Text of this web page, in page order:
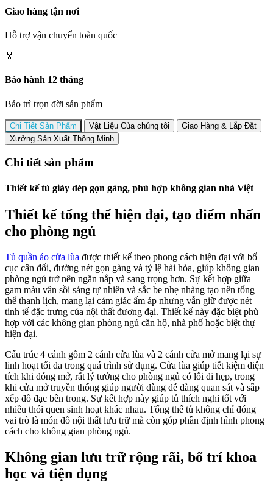
Giao hàng tận nơi
Hỗ trợ vận chuyển toàn quốc
🏅
Bảo hành 12 tháng
Bảo trì trọn đời sản phẩm
Chi Tiết Sản Phẩm Vật Liệu Của chúng tôi
Giao Hàng & Lắp Đặt
Xưởng Sản Xuất Thông Minh
Chi tiết sản phẩm
Thiết kế tủ giày dép gọn gàng, phù hợp không gian nhà Việt
Thiết kế tổng thể hiện đại, tạo điểm nhấn
cho phòng ngủ
Tủ quần áo cửa lùa được thiết kế theo phong cách hiện đại với bố
cục cân đối, đường nét gọn gàng và tỷ lệ hài hòa, giúp không gian
phòng ngủ trở nên ngăn nắp và sang trọng hơn. Sự kết hợp giữa
gam màu vân sồi sáng tự nhiên và sắc be nhẹ nhàng tạo nên tổng
thể thanh lịch, mang lại cảm giác ấm áp nhưng vẫn giữ được nét
tinh tế đặc trưng của nội thất đương đại. Thiết kế này đặc biệt phù
hợp với các không gian phòng ngủ căn hộ, nhà phố hoặc biệt thự
hiện đại.
Cấu trúc 4 cánh gồm 2 cánh cửa lùa và 2 cánh cửa mở mang lại sự
linh hoạt tối đa trong quá trình sử dụng. Cửa lùa giúp tiết kiệm diện
tích khi đóng mở, rất lý tưởng cho phòng ngủ có lối đi hẹp, trong
khi cửa mở truyền thống giúp người dùng dễ dàng quan sát và sắp
xếp đồ đạc bên trong. Sự kết hợp này giúp tủ thích nghi tốt với
nhiều thói quen sinh hoạt khác nhau. Tổng thể tủ không chỉ đóng
vai trò là món đồ nội thất lưu trữ mà còn góp phần định hình phong
cách cho không gian phòng ngủ.
Không gian lưu trữ rộng rãi, bố trí khoa
học và tiện dụng